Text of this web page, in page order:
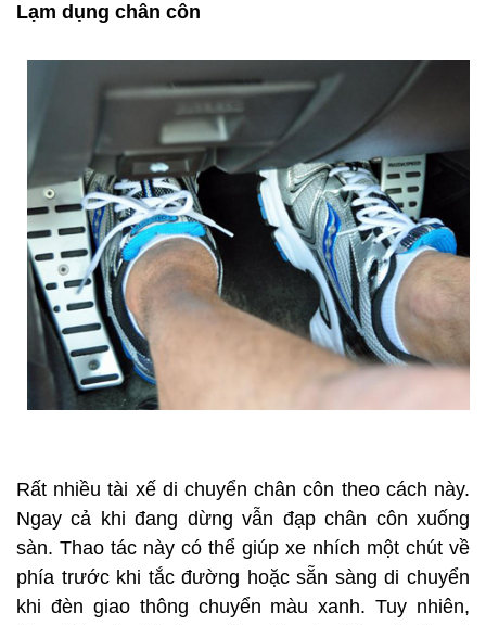
Lạm dụng chân côn
Rất nhiều tài xế di chuyển chân côn theo cách này.
Ngay cả khi đang dừng vẫn đạp chân côn xuống
sàn. Thao tác này có thể giúp xe nhích một chút về
phía trước khi tắc đường hoặc sẵn sàng di chuyển
khi đèn giao thông chuyển màu xanh. Tuy nhiên,